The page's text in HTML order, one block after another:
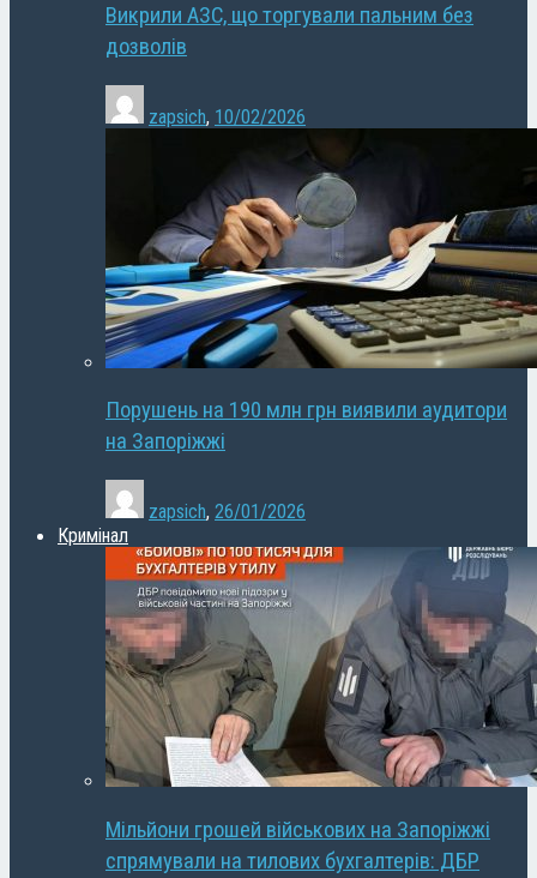
Викрили АЗС, що торгували пальним без
дозволів
zapsich, 10/02/2026
Порушень на 190 млн грн виявили аудитори
на Запоріжжі
zapsich, 26/01/2026
Кримінал
Мільйони грошей військових на Запоріжжі
спрямували на тилових бухгалтерів: ДБР